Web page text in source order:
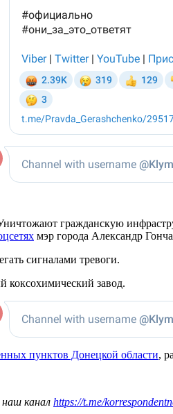
гражданскую
мэр города Александр
сигналами тревоги.
коксохимический завод.
пунктов Донецкой области,
канал https://t.me/